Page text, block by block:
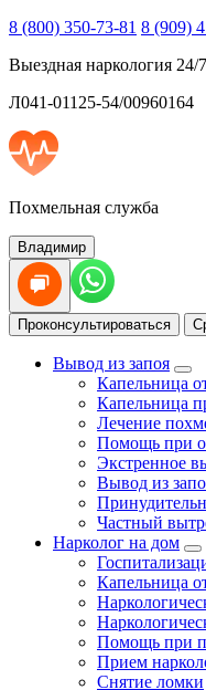
8 (800) 350-73-81 8 (909)
Выездная наркология 24/7
Л041-01125-54/00960164
Похмельная служба
Владимир
Проконсультироваться
Вывод из запоя
Капельница
Капельница
Лечение
Помощь при
Экстренное
Вывод из
Частный
Нарколог на дом
Капельница
Помощь при
Прием
Снятие ломки